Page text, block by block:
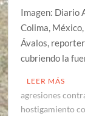
Imagen: Diario
Colima,
Ávalos,
cubriendo la
LEER MÁS
agresiones
hostigamiento